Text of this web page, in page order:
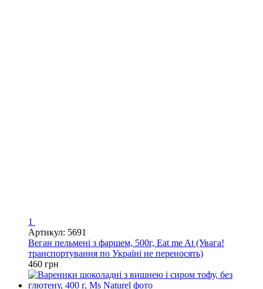
1
Артикул: 5691
Веган пельмені з фаршем, 500г, Eat me At (Увага!
транспортування по Україні не переносять)
460 грн